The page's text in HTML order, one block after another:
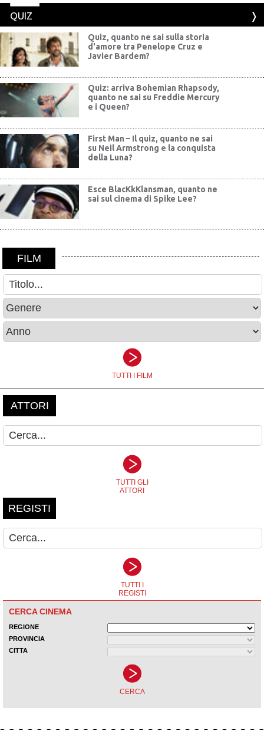
QUIZ
Quiz, quanto ne sai sulla storia
d'amore tra Penelope Cruz e
Javier Bardem?
Quiz: arriva Bohemian Rhapsody,
quanto ne sai su Freddie Mercury
e i Queen?
First Man – Il quiz, quanto ne sai
su Neil Armstrong e la conquista
della Luna?
Esce BlacKkKlansman, quanto ne
sai sul cinema di Spike Lee?